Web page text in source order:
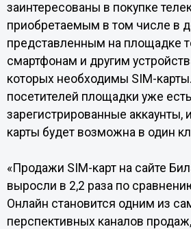
заинтересованы в покупке
приобретаемым в том числе в
представленным на площадке
смартфонам и другим
которых необходимы SIM-
посетителей площадки уже есть
зарегистрированные аккаунты,
карты будет возможна в один
«Продажи SIM-карт на сайте
выросли в 2,2 раза по
Онлайн становится одним из
перспективных каналов